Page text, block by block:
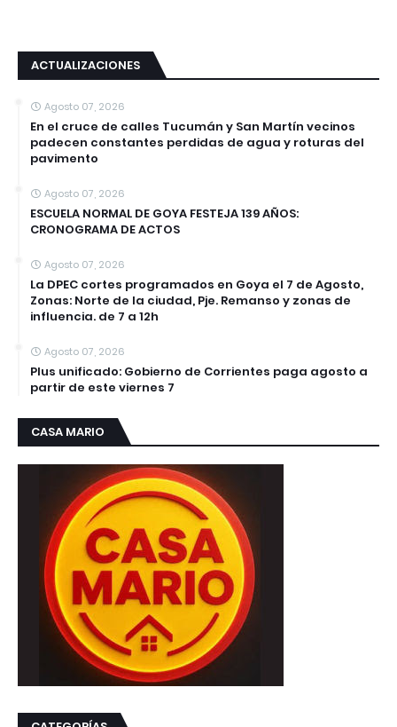
ACTUALIZACIONES
Agosto 07, 2026
En el cruce de calles Tucumán y San Martín vecinos
padecen constantes perdidas de agua y roturas del
pavimento
Agosto 07, 2026
ESCUELA NORMAL DE GOYA FESTEJA 139 AÑOS:
CRONOGRAMA DE ACTOS
Agosto 07, 2026
La DPEC cortes programados en Goya el 7 de Agosto,
Zonas: Norte de la ciudad, Pje. Remanso y zonas de
influencia. de 7 a 12h
Agosto 07, 2026
Plus unificado: Gobierno de Corrientes paga agosto a
partir de este viernes 7
CASA MARIO